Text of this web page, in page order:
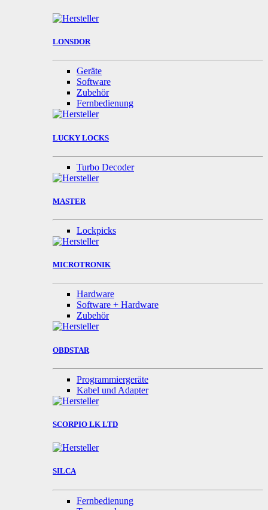
LONSDOR
Geräte
Software
Zubehör
Fernbedienung
LUCKY LOCKS
Turbo Decoder
MASTER
Lockpicks
MICROTRONIK
Hardware
Software + Hardware
Zubehör
OBDSTAR
Programmiergeräte
Kabel und Adapter
SCORPIO LK LTD
SILCA
Fernbedienung